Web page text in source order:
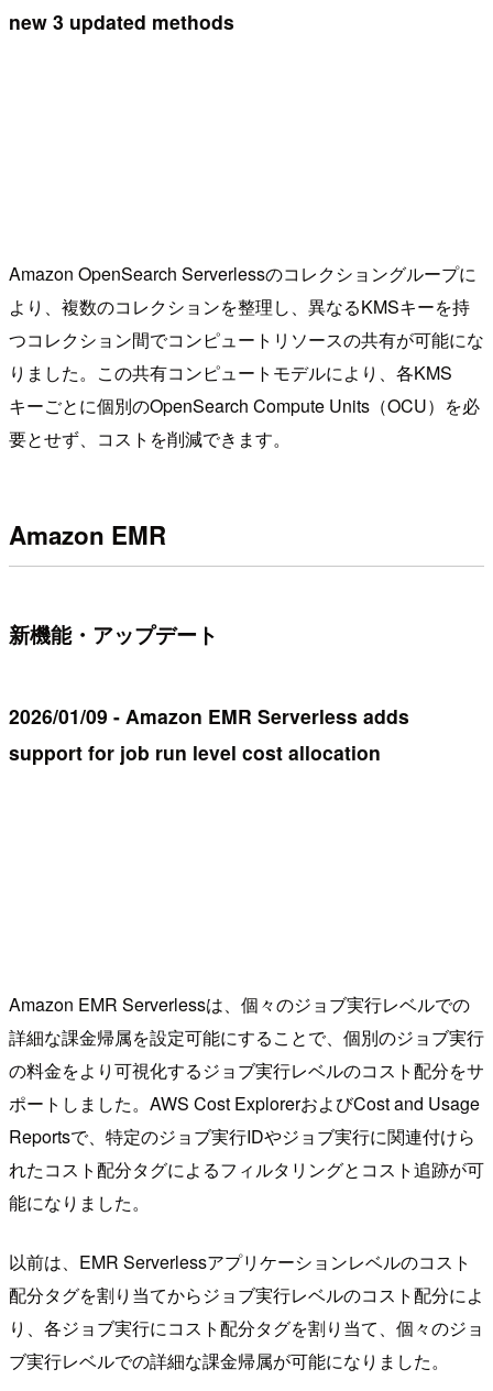
new 3 updated methods
Amazon OpenSearch Serverlessのコレクショングループに
より、複数のコレクションを整理し、異なるKMSキーを持
つコレクション間でコンピュートリソースの共有が可能にな
りました。この共有コンピュートモデルにより、各KMS
キーごとに個別のOpenSearch Compute Units（OCU）を必
要とせず、コストを削減できます。
Amazon EMR
新機能・アップデート
2026/01/09 - Amazon EMR Serverless adds
support for job run level cost allocation
Amazon EMR Serverlessは、個々のジョブ実行レベルでの
詳細な課金帰属を設定可能にすることで、個別のジョブ実行
の料金をより可視化するジョブ実行レベルのコスト配分をサ
ポートしました。AWS Cost ExplorerおよびCost and Usage
Reportsで、特定のジョブ実行IDやジョブ実行に関連付けら
れたコスト配分タグによるフィルタリングとコスト追跡が可
能になりました。
以前は、EMR Serverlessアプリケーションレベルのコスト
配分タグを割り当てからジョブ実行レベルのコスト配分によ
り、各ジョブ実行にコスト配分タグを割り当て、個々のジョ
ブ実行レベルでの詳細な課金帰属が可能になりました。